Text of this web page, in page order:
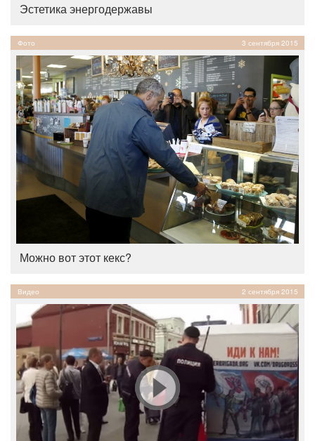
Эстетика энергодержавы
Фото 3 сентября 2015
Можно вот этот кекс?
Видео 2 сентября 2015